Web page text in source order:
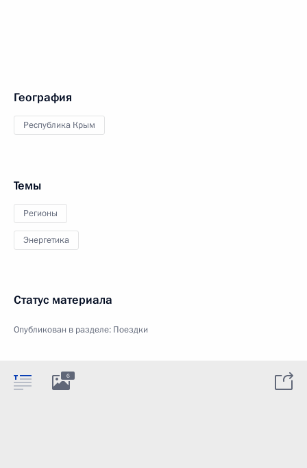
География
Республика Крым
Темы
Регионы
Энергетика
Статус материала
Опубликован в разделе: Поездки
6